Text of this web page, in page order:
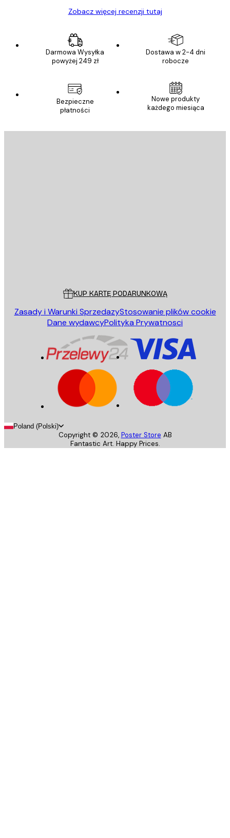
Zobacz więcej recenzji tutaj
Darmowa Wysyłka
powyżej 249 zł
Dostawa w 2-4 dni
robocze
Bezpieczne
płatności
Nowe produkty
każdego miesiąca
KUP KARTĘ PODARUNKOWĄ
Zasady i Warunki SprzedazyStosowanie plików cookie
Dane wydawcyPolityka Prywatnosci
Poland (Polski)
Copyright © 2026, Poster Store AB
Fantastic Art. Happy Prices.